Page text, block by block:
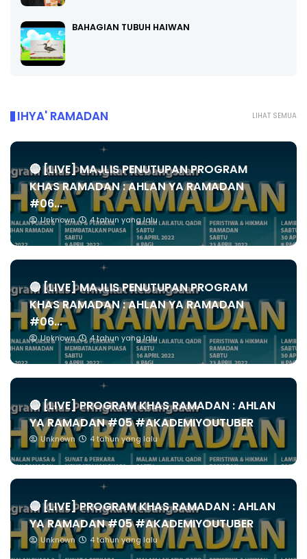
BAHAGIAN TUBUH HAIWAN
LIHAT SEMUA
IHYA' RAMADAN
🔴 [LIVE] MAJLIS PENUTUPAN PROGRAM
KHAS RAMADAN : AHLAN YA RAMADAN
#06...
Unknown 4 tahun yang lalu
🔴 [LIVE] MAJLIS PENUTUPAN PROGRAM
KHAS RAMADAN : AHLAN YA RAMADAN
#06...
Unknown 4 tahun yang lalu
🔴 [LIVE] PROGRAM KHAS RAMADAN : AHLAN
YA RAMADAN #05 #AKADEMIYOUTUBER
Unknown 4 tahun yang lalu
🔴 [LIVE] PROGRAM KHAS RAMADAN : AHLAN
YA RAMADAN #05 #AKADEMIYOUTUBER
Unknown 4 tahun yang lalu